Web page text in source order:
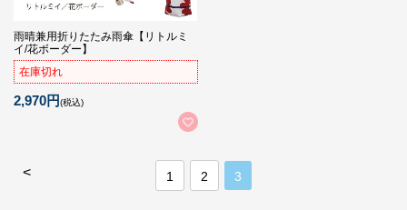
雨晴兼用折りたたみ雨傘【リトルミ
イ/花ボーダー】
在庫切れ
2,970円(税込)
< 1 2 3